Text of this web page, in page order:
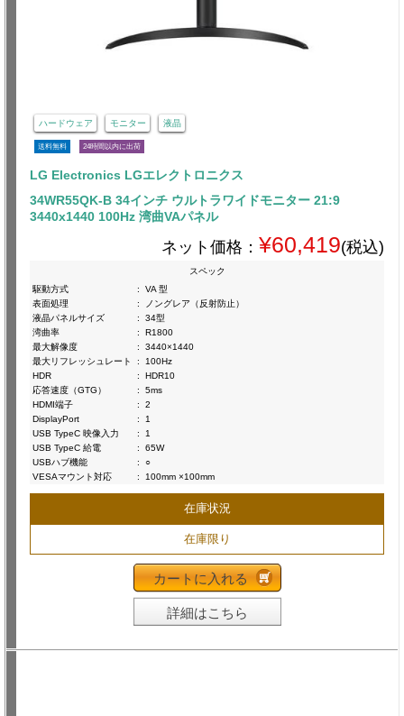
ハードウェア モニター 液晶
送料無料 24時間以内に出荷
LG Electronics LGエレクトロニクス
34WR55QK-B 34インチ ウルトラワイドモニター 21:9
3440x1440 100Hz 湾曲VAパネル
ネット価格： ¥60,419(税込)
スペック
駆動方式
:
VA 型
表面処理
:
ノングレア（反射防止）
液晶パネルサイズ
:
34型
湾曲率
:
R1800
最大解像度
:
3440×1440
最大リフレッシュレート
:
100Hz
HDR
:
HDR10
応答速度（GTG）
:
5ms
HDMI端子
:
2
DisplayPort
:
1
USB TypeC 映像入力
:
1
USB TypeC 給電
:
65W
USBハブ機能
:
○
VESAマウント対応
: 100mm ×100mm
在庫状況
在庫限り
カートに入れる
詳細はこちら